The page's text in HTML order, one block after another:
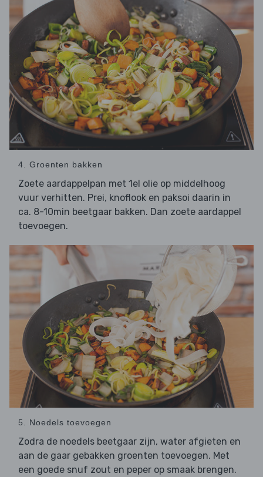
4. Groenten bakken
Zoete aardappelpan met 1el olie op middelhoog
vuur verhitten. Prei, knoflook en paksoi daarin in
ca. 8-10min beetgaar bakken. Dan zoete aardappel
toevoegen.
5. Noedels toevoegen
Zodra de noedels beetgaar zijn, water afgieten en
aan de gaar gebakken groenten toevoegen. Met
een goede snuf zout en peper op smaak brengen.